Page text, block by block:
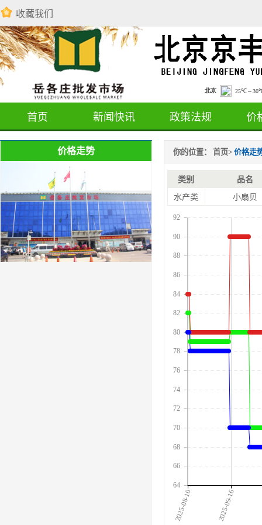
收藏我们
首页 新闻快讯 政策法规 价
价格走势 你的位置： 首页> 价格走
类别
品名
水产类
小扇贝
2025-08-10 2025-09-16
64
66
68
70
72
74
76
78
80
82
84
86
88
90
92